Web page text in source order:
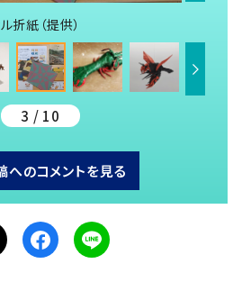
折紙（提供）
3 / 10
へのコメントを見る